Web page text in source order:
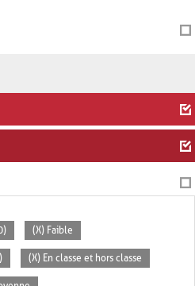
(X) Faible
(X) En classe et hors classe